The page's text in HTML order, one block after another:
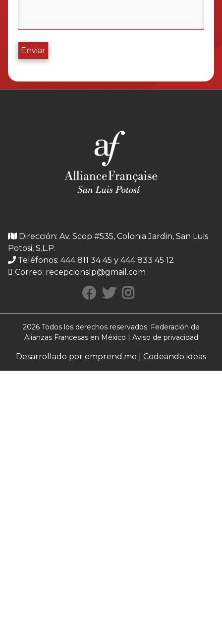
Enviar
Dirección: Av. Scop #535, Colonia Jardin, San Luis
Potosi, S.L.P.
Teléfonos: 444 811 34 45 y 444 833 45 12
Correo: recepcionslp@gmail.com
2026 Todos los derechos reservados. Federación de
Alianzas Francesas en México | Aviso de privacidad
Desarrollado por emprend.me | Codeando ideas